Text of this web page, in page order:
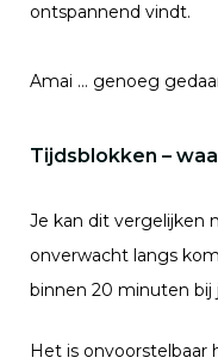
ontspannend vindt.
Amai … genoeg
Tijdsblokken –
Je kan dit vergelijken
onverwacht langs
binnen 20 minuten bij
Het is onvoorstelbaar